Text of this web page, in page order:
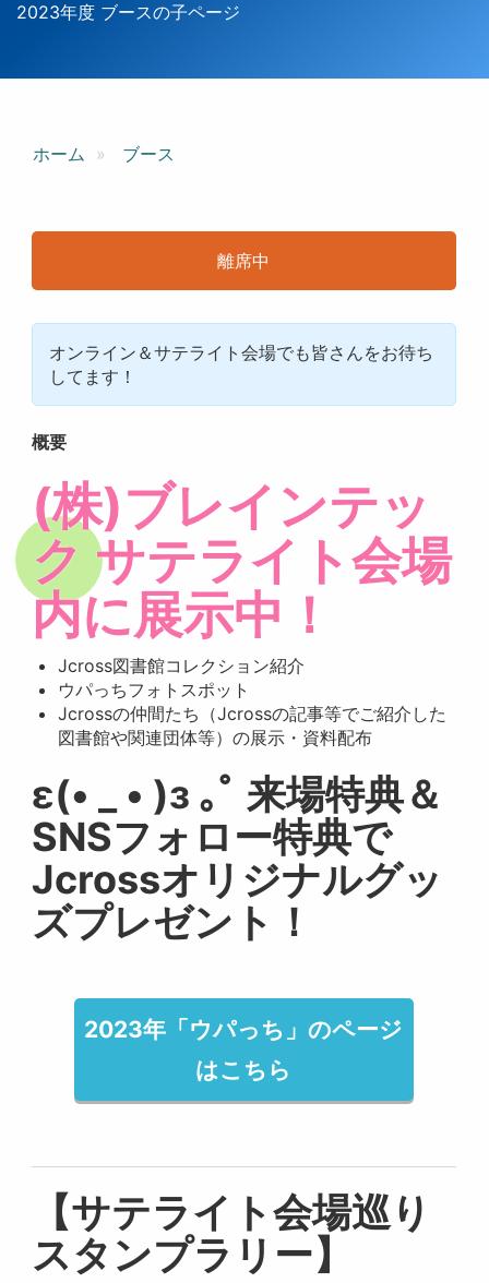
2023年度 ブースの子ページ
ホーム ブース
離席中
オンライン＆サテライト会場でも皆さんをお待ち
してます！
概要
(株)ブレインテッ
ク サテライト会場
内に展示中！
Jcross図書館コレクション紹介
ウパっちフォトスポット
Jcrossの仲間たち（Jcrossの記事等でご紹介した
図書館や関連団体等）の展示・資料配布
ε(• _ • )з ｡ﾟ 来場特典＆
SNSフォロー特典で
Jcrossオリジナルグッ
ズプレゼント！
2023年「ウパっち」のページ
はこちら
【サテライト会場巡り
スタンプラリー】